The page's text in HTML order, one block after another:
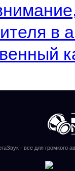
в
- все для громкого